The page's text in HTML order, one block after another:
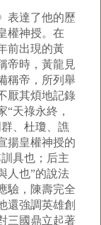
達了他的歷
權神授。在
前出現的黃
帝時，黃龍見
稱帝，所列舉
厭其煩地記錄
天祿永終，
、杜瓊、譙
揚皇權神授的
具也；后主
人也”的說法
驗，陳壽完全
還強調英雄創
三國鼎立起著